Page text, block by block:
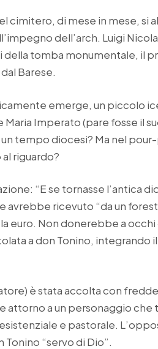
cimitero, di mese in mese, si
dell’arch. Luigi
tomba monumentale, il
Barese.
emerge, un piccolo
Maria Imperato (pare fosse il
tempo diocesi? Ma nel
riguardo?
“E se tornasse l’antica
avrebbe ricevuto “da un
euro. Non donerebbe a
a don Tonino, integrando
è stata accolta con
attorno a un personaggio
e pastorale.
“servo di Dio”.